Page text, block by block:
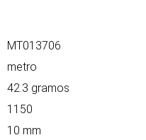
MT013706
metro
42.3 gramos
1150
10 mm